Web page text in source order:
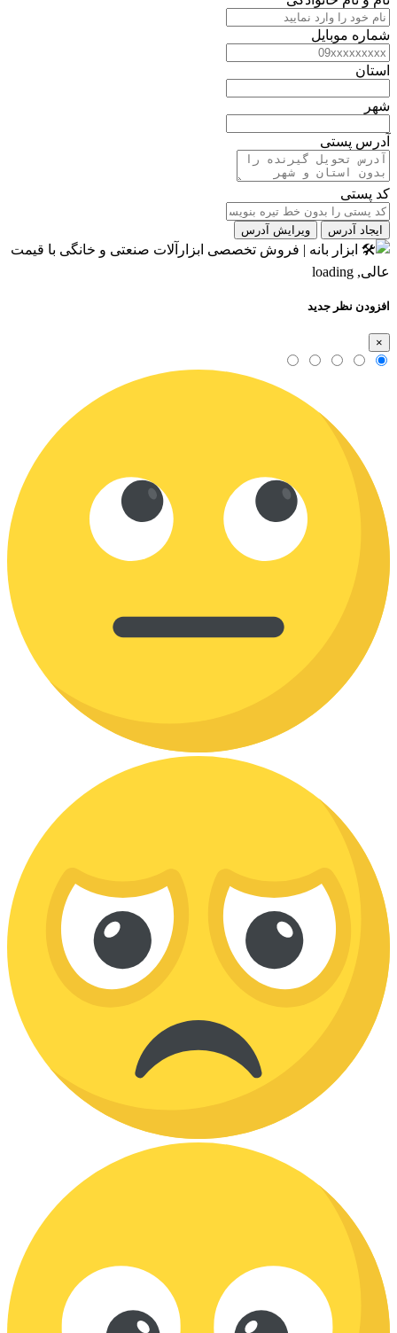
شماره موبایل
استان
شهر
آدرس پستی
کد پستی
ایجاد آدرس ویرایش آدرس
افزودن نظر جدید
×